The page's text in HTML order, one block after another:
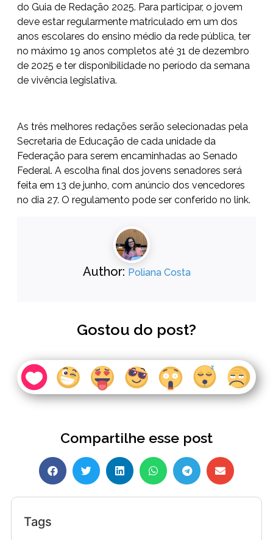
do Guia de Redação 2025. Para participar, o jovem
deve estar regularmente matriculado em um dos
anos escolares do ensino médio da rede pública, ter
no máximo 19 anos completos até 31 de dezembro
de 2025 e ter disponibilidade no período da semana
de vivência legislativa.
As três melhores redações serão selecionadas pela
Secretaria de Educação de cada unidade da
Federação para serem encaminhadas ao Senado
Federal. A escolha final dos jovens senadores será
feita em 13 de junho, com anúncio dos vencedores
no dia 27. O regulamento pode ser conferido no link.
Author: Poliana Costa
Gostou do post?
Compartilhe esse post
Tags